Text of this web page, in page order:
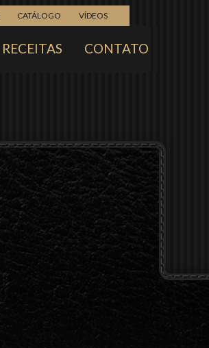
CATÁLOGO VÍDEOS
RECEITAS CONTATO